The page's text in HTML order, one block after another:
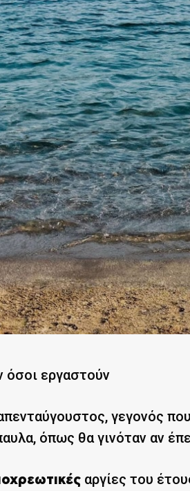
όσοι εργαστούν
γεγονός που
όπως θα γινόταν αν
αργίες του